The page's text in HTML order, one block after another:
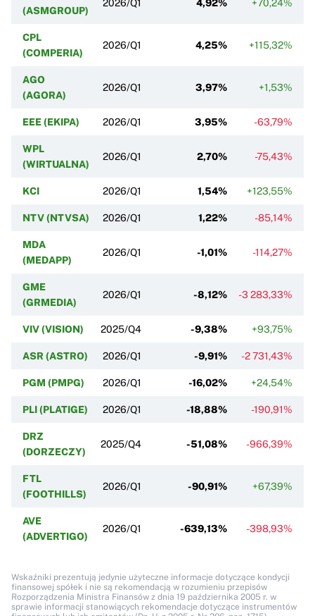
(ASMGROUP)
2026/Q1 4,92% +70,24%
CPL
(COMPERIA)
2026/Q1 4,25% +115,32%
AGO
(AGORA)
2026/Q1 3,97% +1,53%
EEE (EKIPA) 2026/Q1 3,95% -63,79%
WPL
(WIRTUALNA)
2026/Q1 2,70% -75,43%
KCI 2026/Q1 1,54% +123,55%
NTV (NTVSA) 2026/Q1 1,22% -85,14%
MDA
(MEDAPP)
2026/Q1 -1,01% -114,27%
GME
(GRMEDIA)
2026/Q1 -8,12% -3 283,33%
VIV (VISION) 2025/Q4 -9,38% +93,75%
ASR (ASTRO) 2026/Q1 -9,91% -2 731,43%
PGM (PMPG) 2026/Q1 -16,02% +24,54%
PLI (PLATIGE) 2026/Q1 -18,88% -190,91%
DRZ
(DORZECZY)
2025/Q4 -51,08% -966,39%
FTL
(FOOTHILLS)
2026/Q1 -90,91% +67,39%
AVE
(ADVERTIGO)
2026/Q1 -639,13% -398,93%
Wskaźniki prezentują jedynie użyteczne informacje dotyczące kondycji
finansowej spółek i nie są rekomendacją w rozumieniu przepisów
Rozporządzenia Ministra Finansów z dnia 19 października 2005 r. w
sprawie informacji stanowiących rekomendacje dotyczące instrumentów